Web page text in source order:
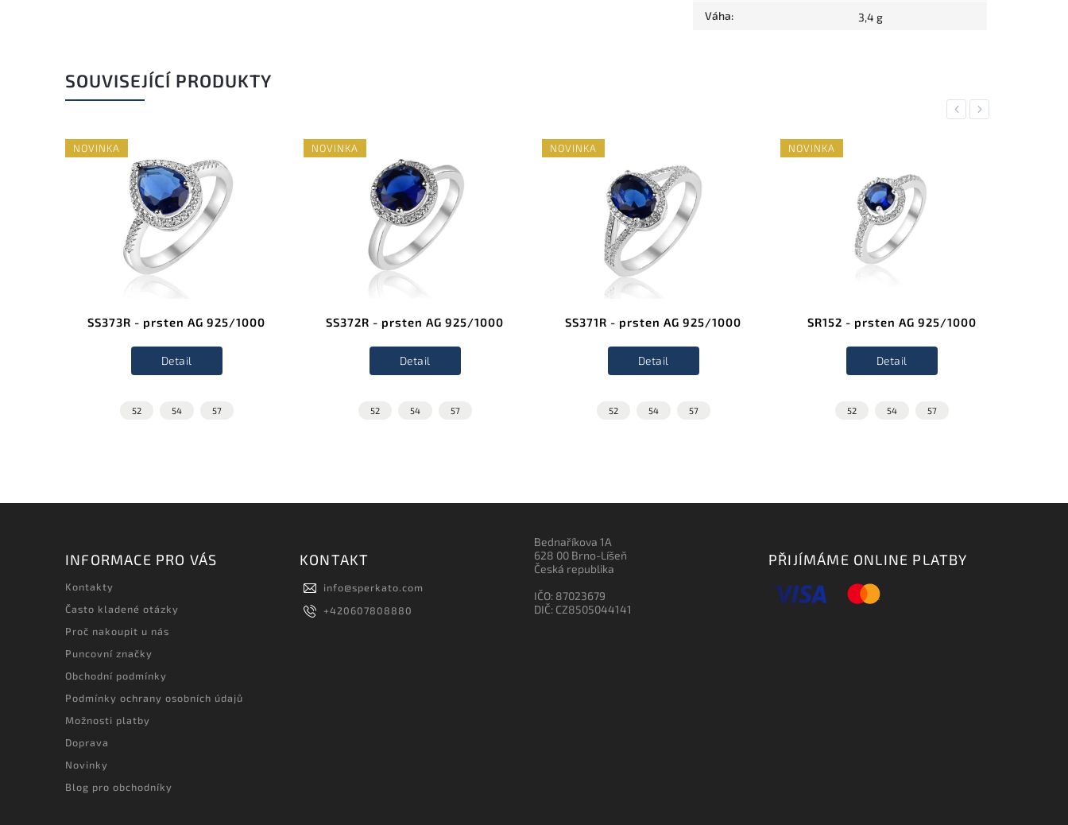
Váha: 3,4 g
SOUVISEJÍCÍ PRODUKTY
Previous
NOVINKA
SS373R - prsten AG 925/1000
Detail
52 54 57
NOVINKA
SS372R - prsten AG 925/1000
Detail
52 54 57
NOVINKA
SS371R - prsten AG 925/1000
Detail
52 54 57
NOVINKA
SR152 - prsten AG 925/1000
Detail
52 54 57
Next
INFORMACE PRO VÁS
Kontakty
Často kladené otázky
Proč nakoupit u nás
Puncovní značky
Obchodní podmínky
Podmínky ochrany osobních údajů
Možnosti platby
Doprava
Novinky
Blog pro obchodníky
KONTAKT
info@sperkato.com
+420607808880
Bednaříkova 1A
628 00 Brno-Líšeň
Česká republika
IČO: 87023679
DIČ: CZ8505044141
PŘIJÍMÁME ONLINE PLATBY